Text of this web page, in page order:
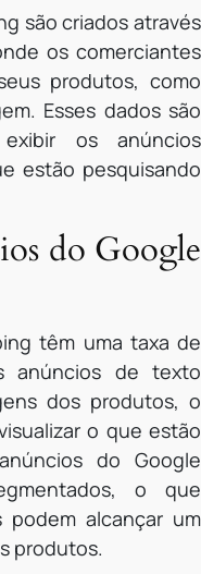
são criados através
os comerciantes
produtos, como
Esses dados são
os anúncios
estão pesquisando
do Google
têm uma taxa de
anúncios de texto
dos produtos, o
o que estão
do Google
o que
alcançar um
produtos.